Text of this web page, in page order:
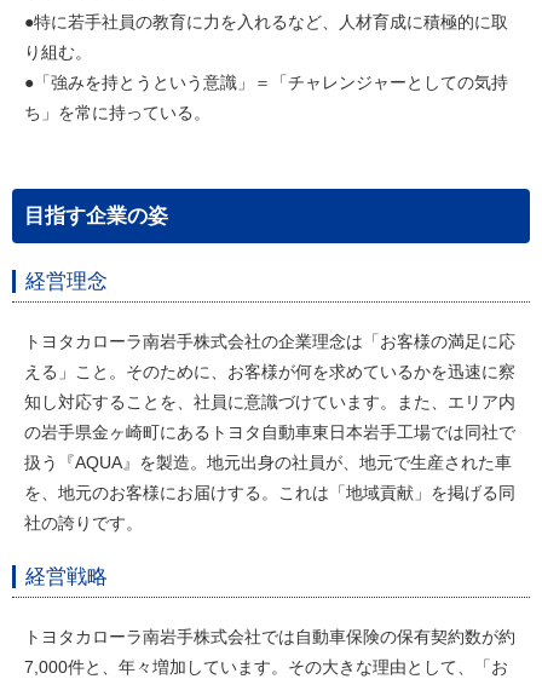
●特に若手社員の教育に力を入れるなど、人材育成に積極的に取
り組む。
●「強みを持とうという意識」＝「チャレンジャーとしての気持
ち」を常に持っている。
目指す企業の姿
経営理念
トヨタカローラ南岩手株式会社の企業理念は「お客様の満足に応
える」こと。そのために、お客様が何を求めているかを迅速に察
知し対応することを、社員に意識づけています。また、エリア内
の岩手県金ヶ崎町にあるトヨタ自動車東日本岩手工場では同社で
扱う『AQUA』を製造。地元出身の社員が、地元で生産された車
を、地元のお客様にお届けする。これは「地域貢献」を掲げる同
社の誇りです。
経営戦略
トヨタカローラ南岩手株式会社では自動車保険の保有契約数が約
7,000件と、年々増加しています。その大きな理由として、「お